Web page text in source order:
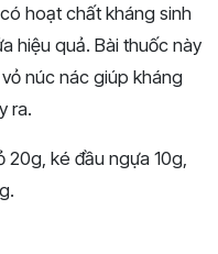
hoạt chất kháng sinh
hiệu quả. Bài thuốc này
núc nác giúp kháng
ra.
20g, ké đầu ngựa 10g,